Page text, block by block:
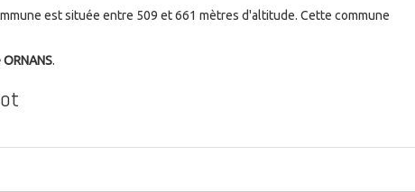
est située entre 509 et 661 mètres d'altitude. Cette commune
.